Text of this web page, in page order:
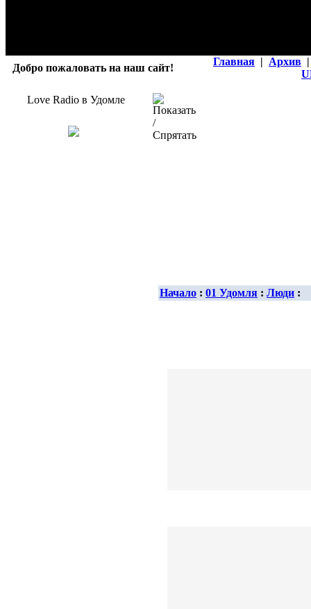
Добро пожаловать на наш сайт!
Главная | Архив |
Love Radio в Удомле
Начало : 01 Удомля : Люди :